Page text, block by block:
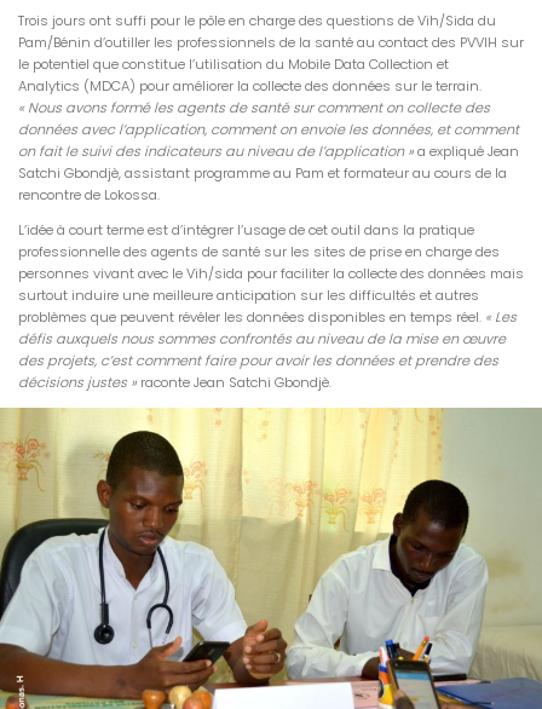
Trois jours ont suffi pour le pôle en charge des questions de Vih/Sida du
Pam/Bénin d’outiller les professionnels de la santé au contact des PVVIH sur
le potentiel que constitue l’utilisation du Mobile Data Collection et
Analytics (MDCA) pour améliorer la collecte des données sur le terrain.
« Nous avons formé les agents de santé sur comment on collecte des
données avec l’application, comment on envoie les données, et comment
on fait le suivi des indicateurs au niveau de l’application »a expliqué Jean
Satchi Gbondjè, assistant programme au Pam et formateur au cours de la
rencontre de Lokossa.
L’idée à court terme est d’intégrer l’usage de cet outil dans la pratique
professionnelle des agents de santé sur les sites de prise en charge des
personnes vivant avec le Vih/sida pour faciliter la collecte des données mais
surtout induire une meilleure anticipation sur les difficultés et autres
problèmes que peuvent révéler les données disponibles en temps réel. « Les
défis auxquels nous sommes confrontés au niveau de la mise en œuvre
des projets, c’est comment faire pour avoir les données et prendre des
décisions justes » raconte Jean Satchi Gbondjè.